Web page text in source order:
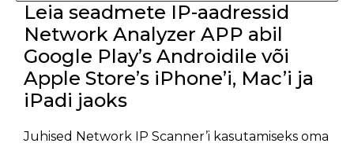
Leia seadmete IP-aadressid
Network Analyzer APP abil
Google Play’s Androidile või
Apple Store’s iPhone’i, Mac’i ja
iPadi jaoks
Juhised Network IP Scanner’i kasutamiseks oma